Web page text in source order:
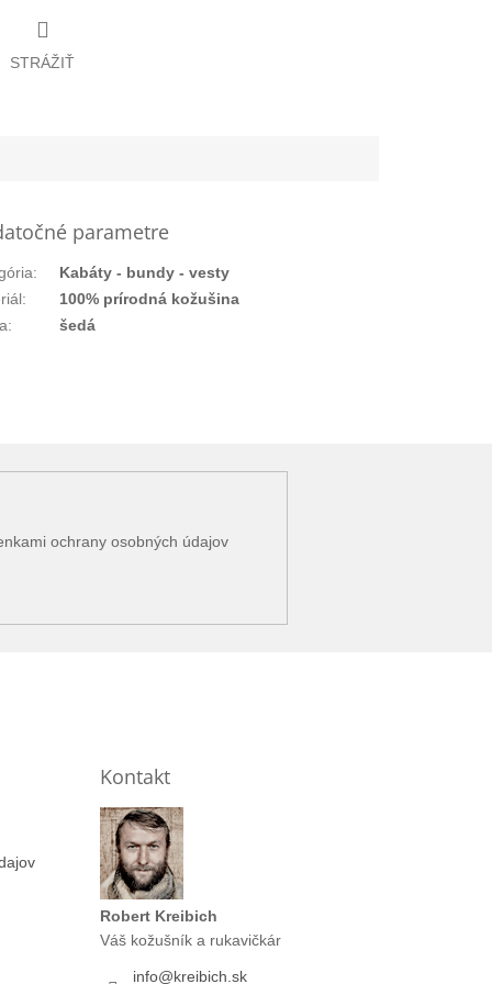
STRÁŽIŤ
parametre
:
Kabáty - bundy - vesty
:
100% prírodná kožušina
: šedá
ochrany osobných údajov
Kontakt
Robert Kreibich
Váš kožušník a rukavičkár
info@kreibich.sk